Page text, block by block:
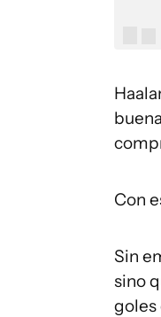
Con
Sin
sino
goles